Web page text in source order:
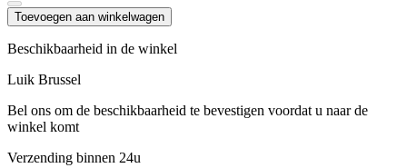
Toevoegen aan winkelwagen
Beschikbaarheid in de winkel
Luik Brussel
Bel ons om de beschikbaarheid te bevestigen voordat u naar de
winkel komt
Verzending binnen 24u